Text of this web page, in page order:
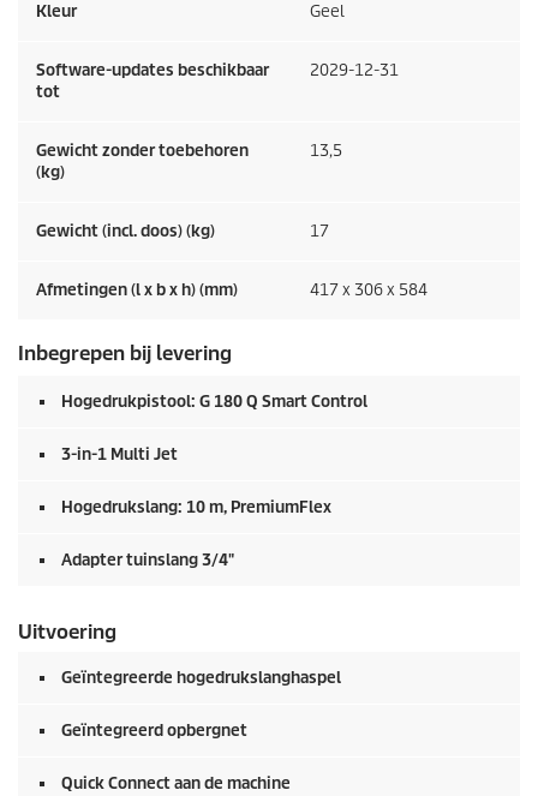
Kleur Geel
Software-updates beschikbaar
tot
2029-12-31
Gewicht zonder toebehoren
(kg)
13,5
Gewicht (incl. doos) (kg) 17
Afmetingen (l x b x h) (mm) 417 x 306 x 584
Inbegrepen bij levering
Hogedrukpistool: G 180 Q Smart Control
3-in-1 Multi Jet
Hogedrukslang: 10 m, PremiumFlex
Adapter tuinslang 3/4"
Uitvoering
Geïntegreerde hogedrukslanghaspel
Geïntegreerd opbergnet
Quick Connectaan de machine